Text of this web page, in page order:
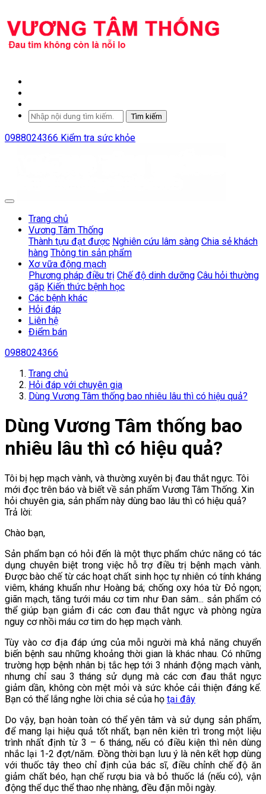
Tìm kiếm
0988024366 Kiểm tra sức khỏe
Trang chủ
Vương Tâm Thống
Thành tựu đạt được Nghiên cứu lâm sàng Chia sẻ khách
hàng Thông tin sản phẩm
Xơ vữa động mạch
Phương pháp điều trị Chế độ dinh dưỡng Câu hỏi thường
gặp Kiến thức bệnh học
Các bệnh khác
Hỏi đáp
Liên hệ
Điểm bán
0988024366
Trang chủ
Hỏi đáp với chuyên gia
Dùng Vương Tâm thống bao nhiêu lâu thì có hiệu quả?
Dùng Vương Tâm thống bao
nhiêu lâu thì có hiệu quả?
Tôi bị hẹp mạch vành, và thường xuyên bị đau thắt ngực. Tôi
mới đọc trên báo và biết về sản phẩm Vương Tâm Thống. Xin
hỏi chuyên gia, sản phẩm này dùng bao lâu thì có hiệu quả?
Trả lời:
Chào bạn,
Sản phẩm bạn có hỏi đến là một thực phẩm chức năng có tác
dụng chuyên biệt trong việc hỗ trợ điều trị bệnh mạch vành.
Được bào chế từ các hoạt chất sinh học tự nhiên có tính kháng
viêm, kháng khuẩn như Hoàng bá; chống oxy hóa từ Đỏ ngọn;
giãn mạch, tăng tưới máu cơ tim như Đan sâm... sản phẩm có
thể giúp bạn giảm đi các cơn đau thắt ngực và phòng ngừa
nguy cơ nhồi máu cơ tim do hẹp mạch vành.
Tùy vào cơ địa đáp ứng của mỗi người mà khả năng chuyển
biến bệnh sau những khoảng thời gian là khác nhau. Có những
trường hợp bệnh nhân bị tắc hẹp tới 3 nhánh động mạch vành,
nhưng chỉ sau 3 tháng sử dụng mà các cơn đau thắt ngực
giảm dần, không còn mệt mỏi và sức khỏe cải thiện đáng kể.
Bạn có thể lắng nghe lời chia sẻ của họ tại đây
Do vậy, bạn hoàn toàn có thể yên tâm và sử dụng sản phẩm,
để mang lại hiệu quả tốt nhất, bạn nên kiên trì trong một liệu
trình nhất định từ 3 – 6 tháng, nếu có điều kiện thì nên dùng
nhắc lại 1-2 đợt/năm. Đồng thời bạn lưu ý là nên kết hợp dùng
với thuốc tây theo chỉ định của bác sĩ, điều chỉnh chế độ ăn
giảm chất béo, hạn chế rượu bia và bỏ thuốc lá (nếu có), vận
động thể dục thể thao nhẹ nhàng, đều đặn mỗi ngày.